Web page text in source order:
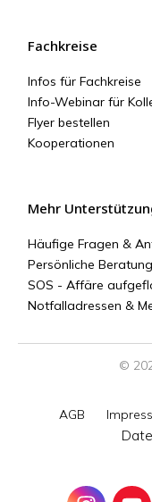
Fachkreise
Infos für Fachkreise
Info-Webinar für
Flyer bestellen
Kooperationen
Mehr
Häufige Fragen &
Persönliche Beratung
SOS - Affäre
Notfalladressen &
©
AGB